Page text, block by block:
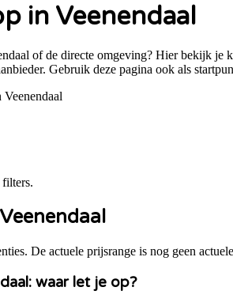
in Veenendaal
of de directe omgeving? Hier bekijk je
Gebruik deze pagina ook als
filters.
Veenendaal
De actuele prijsrange is nog geen
: waar let je op?